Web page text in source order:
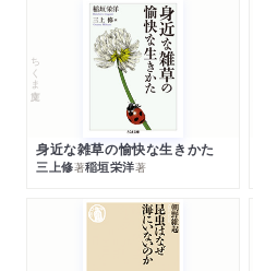
ちくま文庫
身近な雑草の愉快な生きかた
三上修著稲垣栄洋著